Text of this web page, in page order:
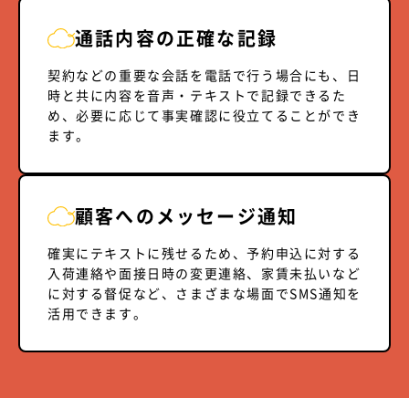
通話内容の正確な記録
契約などの重要な会話を電話で行う場合にも、日
時と共に内容を音声・テキストで記録できるた
め、必要に応じて事実確認に役立てることができ
ます。
顧客へのメッセージ通知
確実にテキストに残せるため、予約申込に対する
入荷連絡や面接日時の変更連絡、家賃未払いなど
に対する督促など、さまざまな場面でSMS通知を
活用できます。